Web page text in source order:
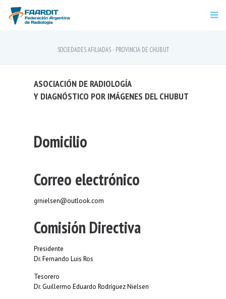
SOCIEDADES AFILIADAS · PROVINCIA DE CHUBUT
ASOCIACIÓN DE RADIOLOGÍA
Y DIAGNÓSTICO POR IMÁGENES DEL CHUBUT
Domicilio
Correo electrónico
grnielsen@outlook.com
Comisión Directiva
Presidente
Dr. Fernando Luis Ros
Tesorero
Dr. Guillermo Eduardo Rodríguez Nielsen